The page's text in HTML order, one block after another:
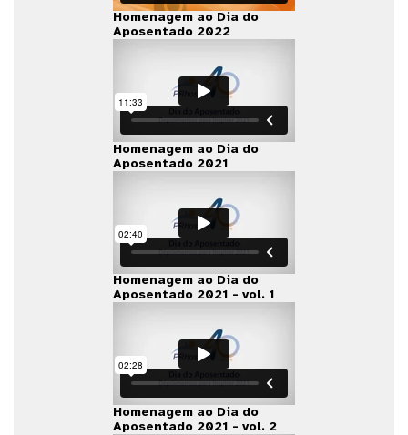
Homenagem ao Dia do
Aposentado 2022
Homenagem ao Dia do
Aposentado 2021
Homenagem ao Dia do
Aposentado 2021 - vol. 1
Homenagem ao Dia do
Aposentado 2021 - vol. 2